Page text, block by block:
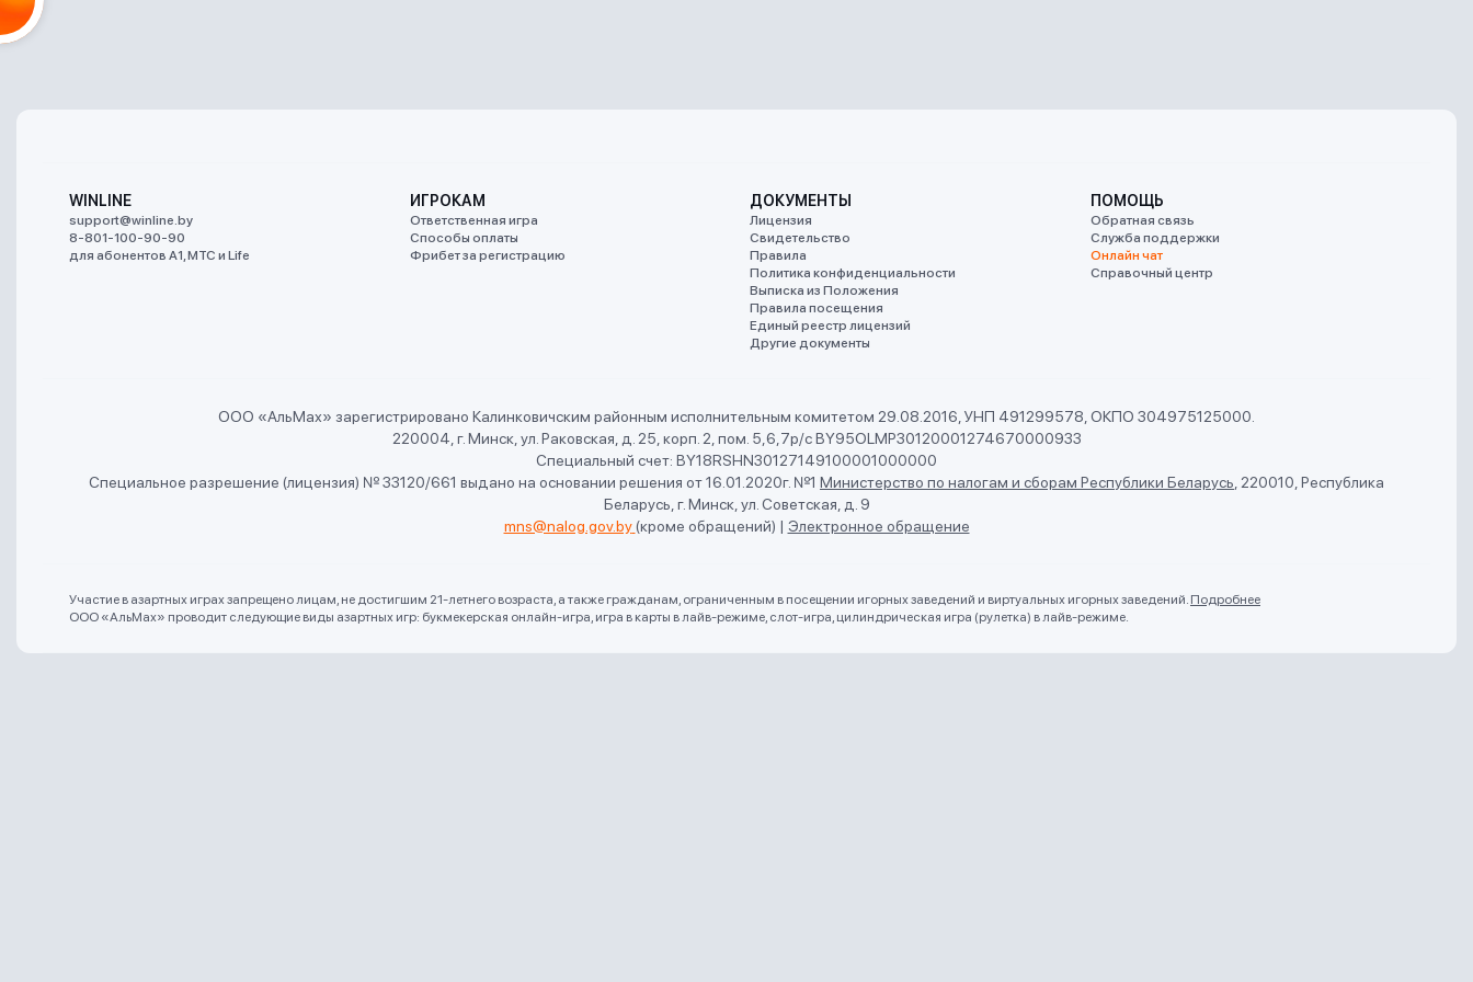
WINLINE
support@winline.by
8-801-100-90-90
для абонентов A1, МТС и Life
ИГРОКАМ
Ответственная игра
Способы оплаты
Фрибет за регистрацию
ДОКУМЕНТЫ
Лицензия
Свидетельство
Правила
Политика конфиденциальности
Выписка из Положения
Правила посещения
Единый реестр лицензий
Другие документы
ПОМОЩЬ
Обратная связь
Служба поддержки
Онлайн чат
Справочный центр
ООО «АльMах» зарегистрировано Калинковичским районным исполнительным комитетом 29.08.2016, УНП 491299578, ОКПО 304975125000.
220004, г. Минск, ул. Раковская, д. 25, корп. 2, пом. 5,6,7р/с BY95OLMP30120001274670000933
Специальный счет: BY18RSHN30127149100001000000
Специальное разрешение (лицензия) № 33120/661 выдано на основании решения от 16.01.2020г. №1 Министерство по налогам и сборам Республики Беларусь 220010, Республика
Беларусь, г. Минск, ул. Советская, д. 9
mns@nalog.gov.by (кроме обращений) | Электронное обращение
Участие в азартных играх запрещено лицам, не достигшим 21-летнего возраста, а также гражданам, ограниченным в посещении игорных заведений и виртуальных игорных заведений. Подробнее
ООО «АльМах» проводит следующие виды азартных игр: букмекерская онлайн-игра, игра в карты в лайв-режиме, слот-игра, цилиндрическая игра (рулетка) в лайв-режиме.